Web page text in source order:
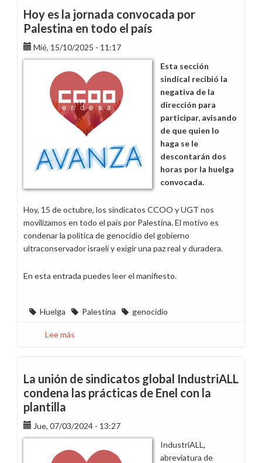
y
unidad
sindical
Hoy es la jornada convocada por
Palestina en todo el país
Mié, 15/10/2025 - 11:17
Esta sección
sindical recibió la
negativa de la
dirección para
participar, avisando
de que quien lo
haga se le
descontarán dos
horas por la huelga
convocada.
Hoy, 15 de octubre, los sindicatos CCOO y UGT nos
movilizamos en todo el país por Palestina. El motivo es
condenar la política de genocidio del gobierno
ultraconservador israelí y exigir una paz real y duradera.
En esta entrada puedes leer el manifiesto.
Huelga Palestina genocidio
Lee más
la
jornada
convocada
Palestina
en
todo
La unión de sindicatos global IndustriALL
condena las prácticas de Enel con la
plantilla
Jue, 07/03/2024 - 13:27
IndustriALL,
abreviatura de